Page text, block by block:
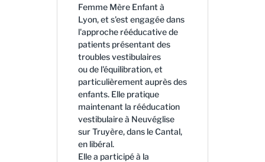
Femme Mère Enfant à
Lyon, et s'est engagée dans
l'approche rééducative de
patients présentant des
troubles vestibulaires
ou de l'équilibration, et
particulièrement auprès des
enfants. Elle pratique
maintenant la rééducation
vestibulaire à Neuvéglise
sur Truyère, dans le Cantal,
en libéral.
Elle a participé à la